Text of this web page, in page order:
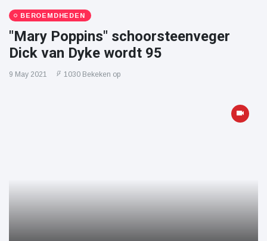
BEROEMDHEDEN
"Mary Poppins" schoorsteenveger
Dick van Dyke wordt 95
9 May 2021 1030 Bekeken op